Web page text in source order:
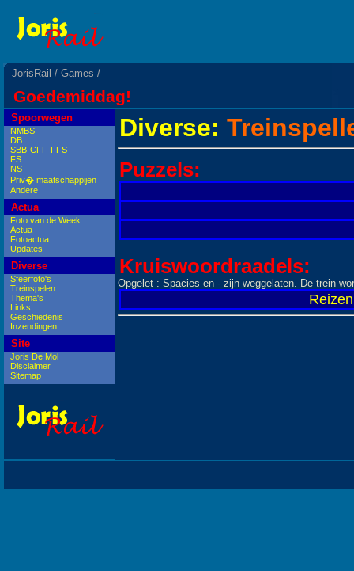
JorisRail / Games /
Goedemiddag!
Spoorwegen
NMBS
DB
SBB-CFF-FFS
FS
NS
Priv� maatschappijen
Andere
Actua
Foto van de Week
Actua
Fotoactua
Updates
Diverse
Sfeerfoto's
Treinspelen
Thema's
Links
Geschiedenis
Inzendingen
Site
Joris De Mol
Disclaimer
Sitemap
Diverse:
Puzzels:
Kruiswoordraadels:
Opgelet : Spacies en - zijn weggelaten. De trein